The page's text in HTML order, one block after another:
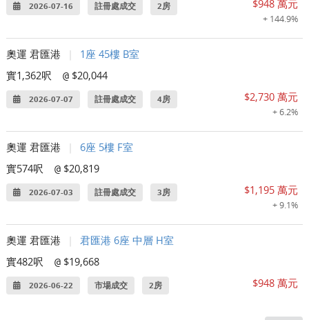
2026-07-16 註冊處成交 2房 $948 萬元
+ 144.9%
奧運 君匯港
1座 45樓 B室
實1,362呎
@ $20,044
2026-07-07 註冊處成交 4房 $2,730 萬元
+ 6.2%
奧運 君匯港
6座 5樓 F室
實574呎
@ $20,819
2026-07-03 註冊處成交 3房 $1,195 萬元
+ 9.1%
奧運 君匯港
君匯港 6座 中層 H室
實482呎
@ $19,668
2026-06-22 市場成交 2房 $948 萬元